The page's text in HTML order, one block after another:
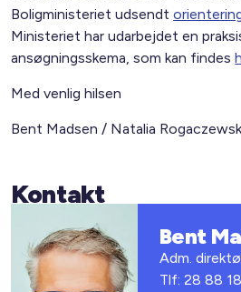
Boligministeriet udsendt
Ministeriet har udarbejdet en
ansøgningsskema, som kan findes
Med venlig hilsen
Bent Madsen / Natalia
Kontakt
Bent
Adm.
Tlf: 28 88